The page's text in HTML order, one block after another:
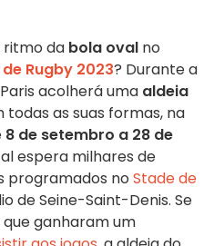
ritmo da bola oval no
Rugby 2023? Durante a
acolherá uma aldeia
todas as suas formas, na
8 de setembro a 28 de
espera milhares de
programados no Stade de
de Seine-Saint-Denis. Se
ganharam um